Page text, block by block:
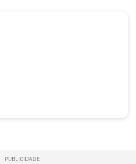
PUBLICIDADE